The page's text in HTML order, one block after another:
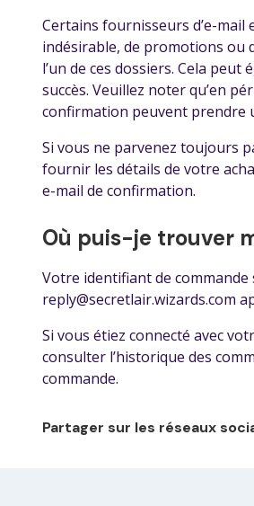
Certains fournisseurs d’e-
indésirable, de promotions ou
l’un de ces dossiers. Cela
succès. Veuillez noter qu’en
confirmation peuvent prendre
Si vous ne parvenez toujours
fournir les détails de votre
e-mail de confirmation.
Où puis-je trouver
Votre identifiant de
reply@secretlair.wizards.com
Si vous étiez connecté avec
consulter l’historique des
commande.
Partager sur les réseaux